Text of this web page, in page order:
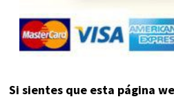
Si sientes que esta página